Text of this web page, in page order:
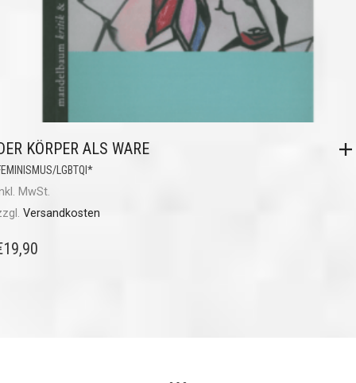
KÖRPER ALS WARE
LGBTQI*
MwSt.
Versandkosten
19,90